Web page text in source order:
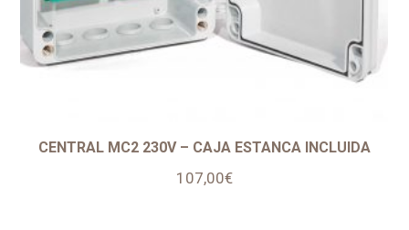
CENTRAL MC2 230V – CAJA ESTANCA INCLUIDA
107,00€